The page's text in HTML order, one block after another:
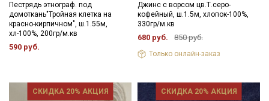
Пестрядь этнограф. под
домоткань"Тройная клетка на
красно-кирпичном", ш.1.55м,
хл-100%, 200гр/м.кв
590 руб.
Джинс с ворсом цв.Т.серо-
кофейный, ш.1.5м, хлопок-100%,
330гр/м.кв
680 руб. 850 руб.
Только онлайн-заказ
СКИДКА 20% АКЦИЯ СКИДКА 20% АКЦИЯ